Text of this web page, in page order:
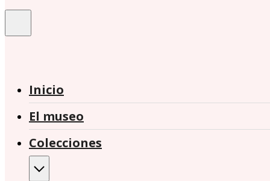
Inicio
El museo
Colecciones